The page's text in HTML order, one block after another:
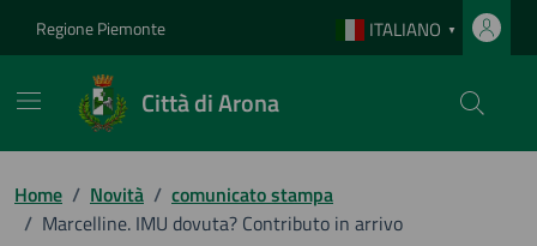
Regione Piemonte ITALIANO ▼
Città di Arona
Home / Novità / comunicato stampa
/ Marcelline. IMU dovuta? Contributo in arrivo